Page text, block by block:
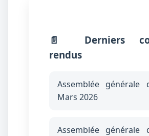
📄 Derniers
rendus
Assemblée générale
Mars 2026
Assemblée générale